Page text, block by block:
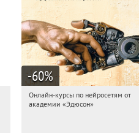
-60%
21:38:38 Получили:
Онлайн-курсы по нейросетям от
академии «Эдюсон»